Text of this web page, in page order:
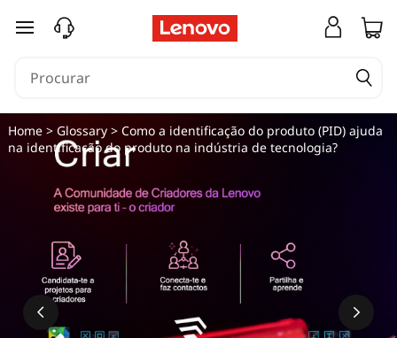
saltar para o conteúdo principal
Home> Glossary> Como a identificação do produto (PID) ajuda
na identificação do produto na indústria de tecnologia?